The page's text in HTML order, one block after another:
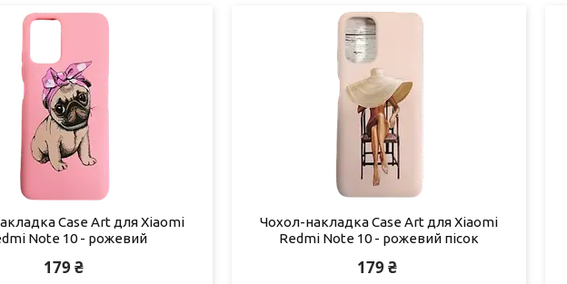
Case Art для Xiaomi
Note 10 - рожевий
179 ₴
Чохол-накладка Case Art для Xiaomi
Redmi Note 10 - рожевий пісок
179 ₴